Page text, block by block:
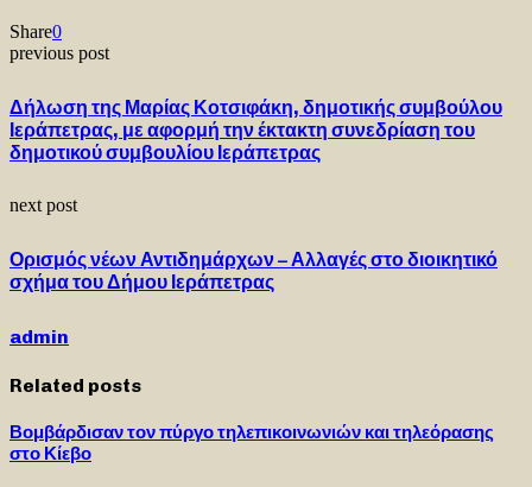
Share0
previous post
Δήλωση της Μαρίας Κοτσιφάκη, δημοτικής συμβούλου
Ιεράπετρας, με αφορμή την έκτακτη συνεδρίαση του
δημοτικού συμβουλίου Ιεράπετρας
next post
Ορισμός νέων Αντιδημάρχων – Αλλαγές στο διοικητικό
σχήμα του Δήμου Ιεράπετρας
admin
Related posts
Βομβάρδισαν τον πύργο τηλεπικοινωνιών και τηλεόρασης
στο Κίεβο